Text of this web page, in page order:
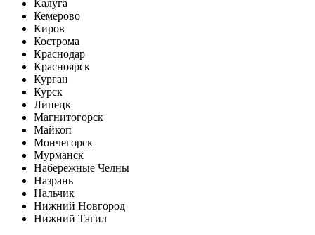
Калуга
Кемерово
Киров
Кострома
Краснодар
Красноярск
Курган
Курск
Липецк
Магнитогорск
Майкоп
Мончегорск
Мурманск
Набережные Челны
Назрань
Нальчик
Нижний Новгород
Нижний Тагил